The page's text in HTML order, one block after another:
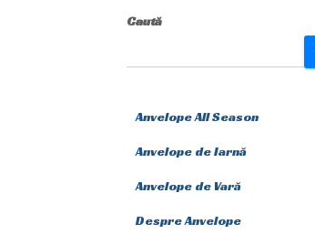
Caută
Anvelope All Season
Anvelope de Iarnă
Anvelope de Vară
Despre Anvelope